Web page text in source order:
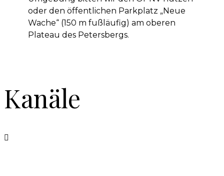
oder den öffentlichen Parkplatz „Neue
Wache“ (150 m fußläufig) am oberen
Plateau des Petersbergs.
Kanäle